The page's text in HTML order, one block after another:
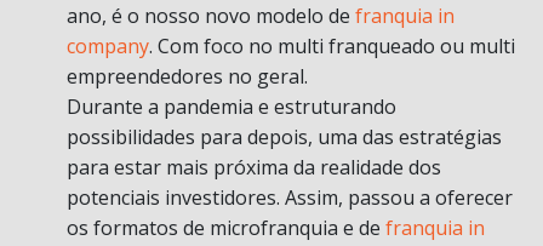
ano, é o nosso novo modelo de franquia in
company. Com foco no multi franqueado ou multi
empreendedores no geral.
Durante a pandemia e estruturando
possibilidades para depois, uma das estratégias
para estar mais próxima da realidade dos
potenciais investidores. Assim, passou a oferecer
os formatos de microfranquia e de franquia in